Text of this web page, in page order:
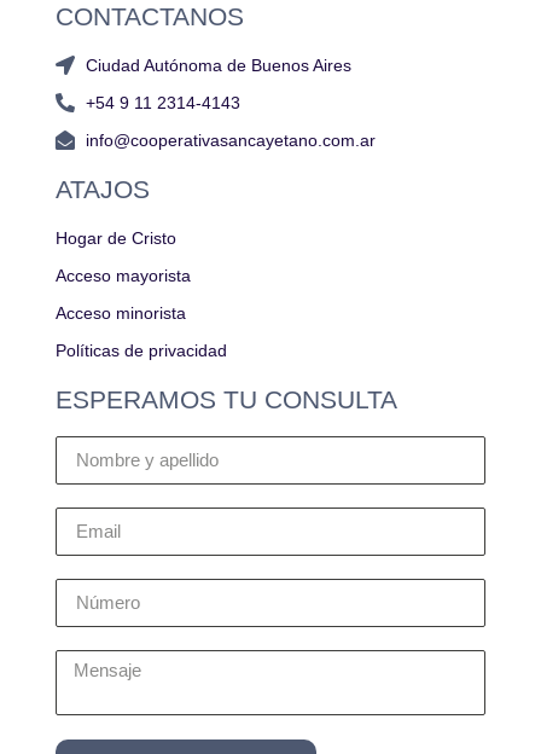
CONTACTANOS
Ciudad Autónoma de Buenos Aires
+54 9 11 2314-4143
info@cooperativasancayetano.com.ar
ATAJOS
Hogar de Cristo
Acceso mayorista
Acceso minorista
Políticas de privacidad
ESPERAMOS TU CONSULTA